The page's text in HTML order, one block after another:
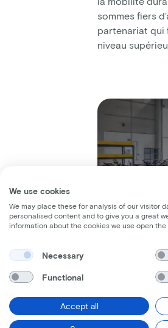
sommes fiers
partenariat qui
niveau
We use cookies
We may place these for analysis of our visitor
personalised content and to give you a great
information about the cookies we use open the
Necessary
Functional
Accept all